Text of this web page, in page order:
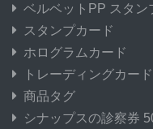
ベルベットPP スタン
スタンプカード
ホログラムカード
トレーディングカード
商品タグ
シナップスの診察券